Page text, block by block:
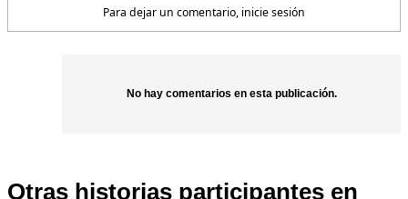
Para dejar un comentario, inicie sesión
No hay comentarios en esta publicación.
Otras historias participantes en